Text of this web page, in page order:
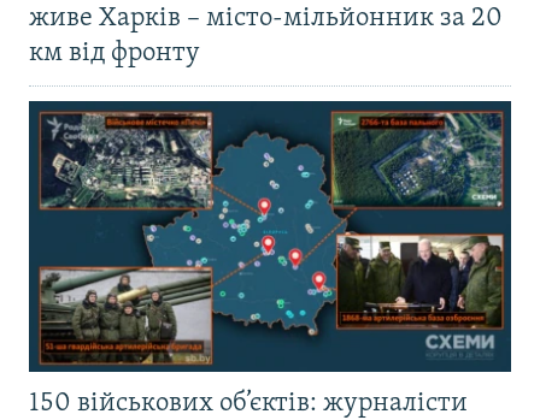
живе Харків – місто-мільйонник за 20
км від фронту
150 військових об’єктів: журналісти